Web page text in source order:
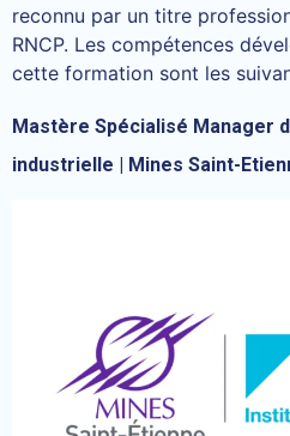
reconnu par un titre
RNCP. Les compétences
cette formation sont les
Mastère Spécialisé Manager
industrielle | Mines Saint-